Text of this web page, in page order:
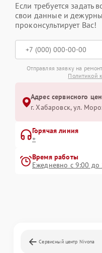
Если требуется задать
свои данные и
проконсультирует Вас!
Отправляя заявку на
Политикой
Адрес сервисного
г. Хабаровск, ул.
Горячая линия
+
Время работы
Ежедневно с 9:00 до
Сервисный центр Nivona